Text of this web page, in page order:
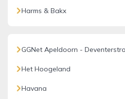
Harms & Bakx
GGNet Apeldoorn -
Het Hoogeland
Havana